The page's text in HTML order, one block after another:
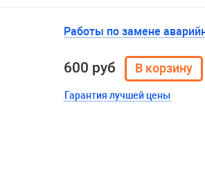
Работы по замене
600 руб
Гарантия лучшей цены